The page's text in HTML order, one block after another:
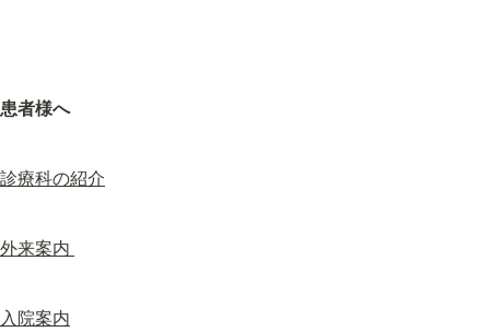
患者様へ
診療科の紹介
外来案内
入院案内